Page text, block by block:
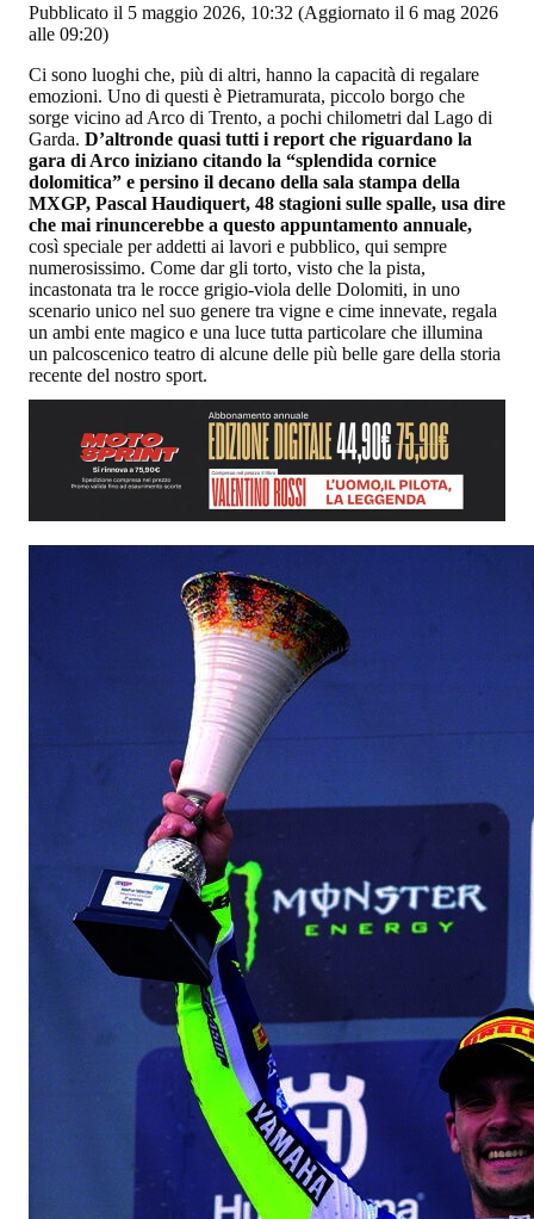
Pubblicato il 5 maggio 2026, 10:32 (Aggiornato il 6 mag 2026
alle 09:20)
Ci sono luoghi che, più di altri, hanno la capacità di regalare
emozioni. Uno di questi è Pietramurata, piccolo borgo che
sorge vicino ad Arco di Trento, a pochi chilometri dal Lago di
Garda. D’altronde quasi tutti i report che riguardano la
gara di Arco iniziano citando la “splendida cornice
dolomitica” e persino il decano della sala stampa della
MXGP, Pascal Haudiquert, 48 stagioni sulle spalle, usa dire
che mai rinuncerebbe a questo appuntamento annuale,
così speciale per addetti ai lavori e pubblico, qui sempre
numerosissimo. Come dar gli torto, visto che la pista,
incastonata tra le rocce grigio-viola delle Dolomiti, in uno
scenario unico nel suo genere tra vigne e cime innevate, regala
un ambi ente magico e una luce tutta particolare che illumina
un palcoscenico teatro di alcune delle più belle gare della storia
recente del nostro sport.